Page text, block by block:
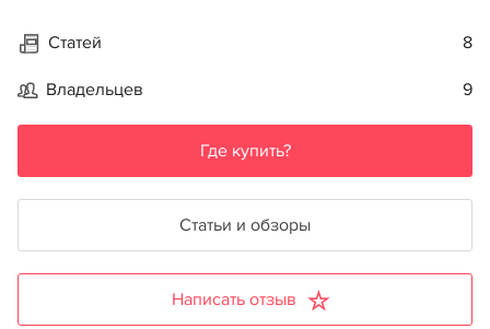
Статей 8
Владельцев 9
Где купить?
Статьи и обзоры
Написать отзыв